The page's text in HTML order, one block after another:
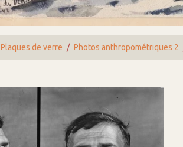
Plaques de verre Photos anthropométriques 2